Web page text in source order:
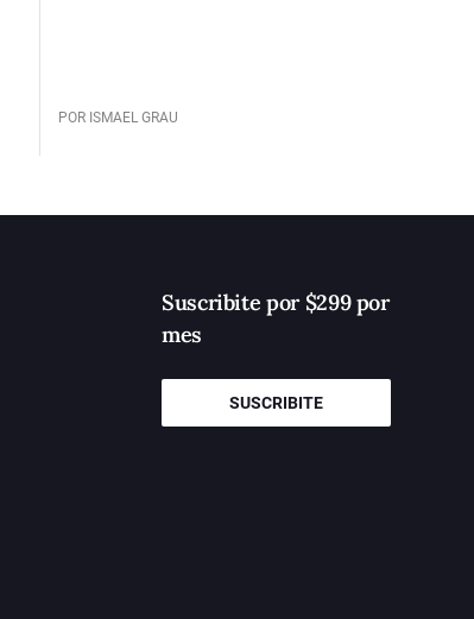
POR ISMAEL GRAU
Suscribite por $299 por
mes
SUSCRIBITE